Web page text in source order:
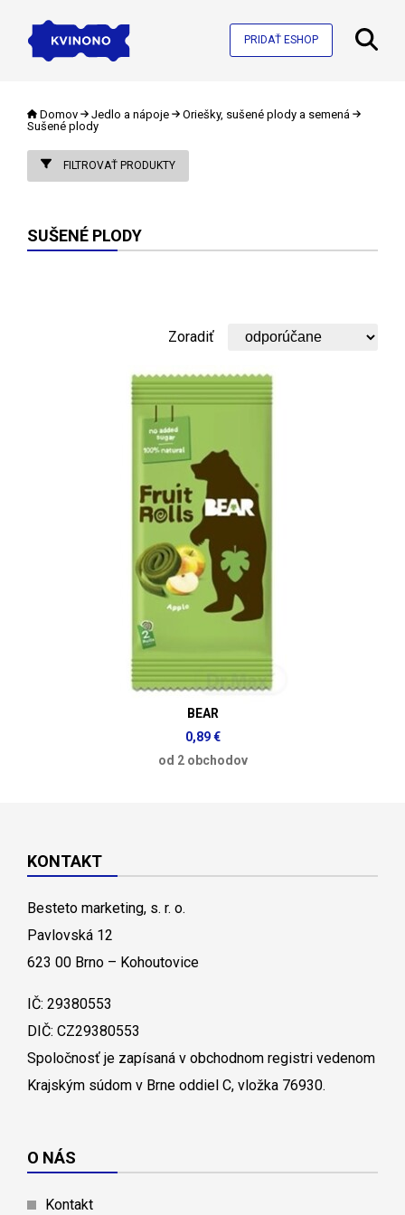
PRIDAŤ ESHOP
Domov Jedlo a nápoje
Oriešky, sušené plody a semená
Sušené plody
FILTROVAŤ PRODUKTY
SUŠENÉ PLODY
Zoradiť
BEAR
0,89 €
od 2 obchodov
KONTAKT
Besteto marketing, s. r. o.
Pavlovská 12
623 00 Brno – Kohoutovice
IČ: 29380553
DIČ: CZ29380553
Spoločnosť je zapísaná v obchodnom registri vedenom
Krajským súdom v Brne oddiel C, vložka 76930.
O NÁS
Kontakt